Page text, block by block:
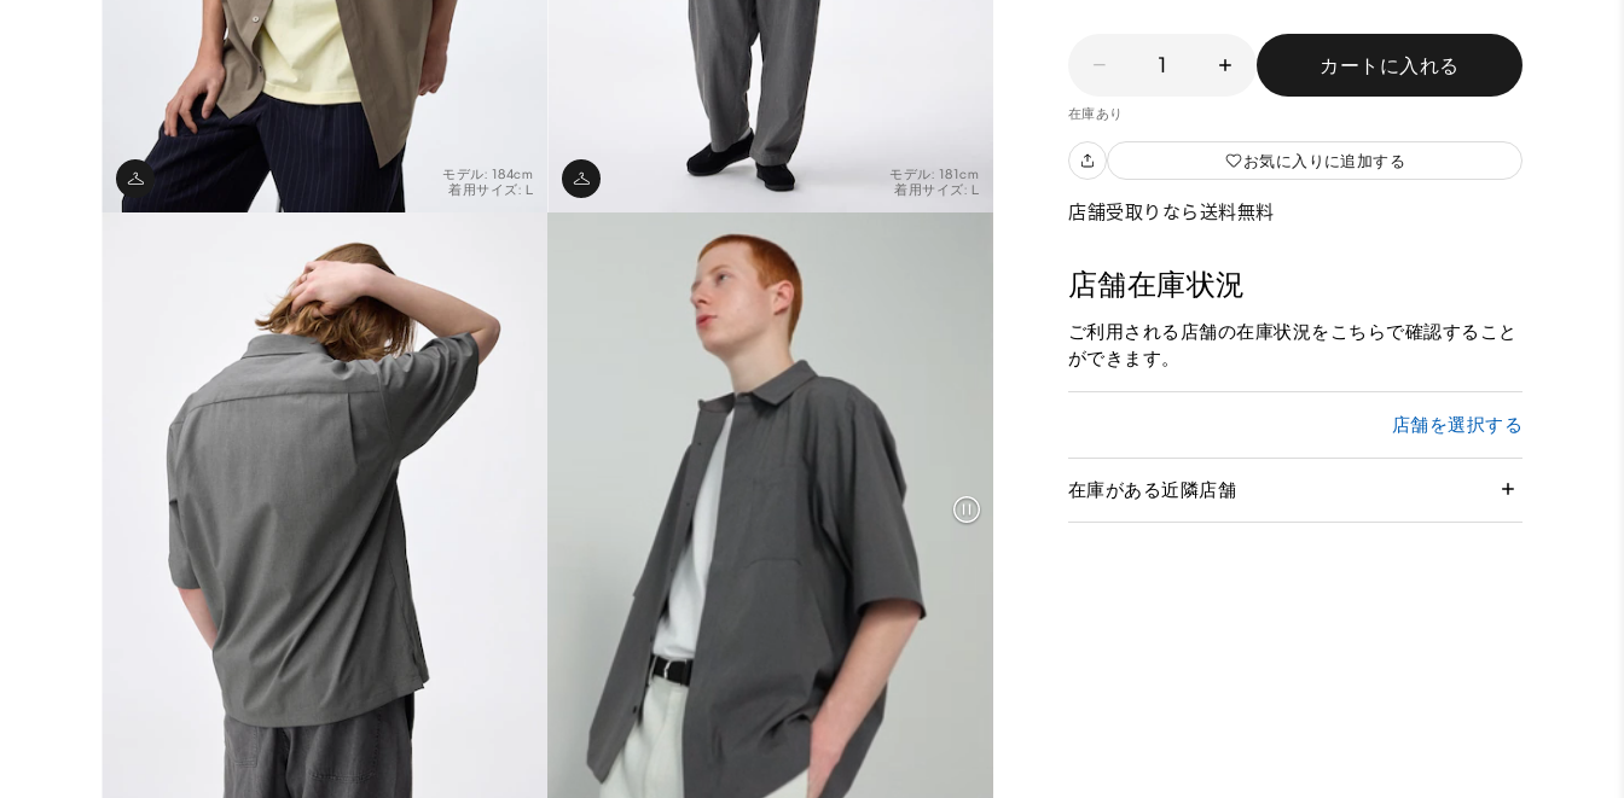
1 カートに入れる
在庫あり
お気に入りに追加する
店舗受取りなら送料無料
店舗在庫状況
ご利用される店舗の在庫状況をこちらで確認すること
ができます。
店舗を選択する
在庫がある近隣店舗
モデル: 184cm
着用サイズ: L
モデル: 181cm
着用サイズ: L